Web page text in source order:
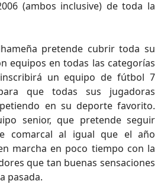
(ambos inclusive) de toda la
pretende cubrir toda su
equipos en todas las categorías
un equipo de fútbol 7
que todas sus jugadoras
en su deporte favorito.
senior, que pretende seguir
comarcal al igual que el año
marcha en poco tiempo con la
que tan buenas sensaciones
pasada.